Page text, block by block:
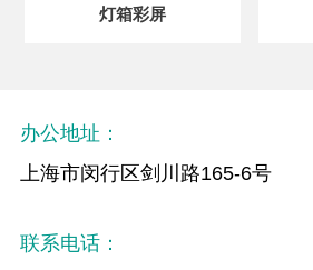
灯箱彩屏
办公地址：
上海市闵行区剑川路165-6号
联系电话：